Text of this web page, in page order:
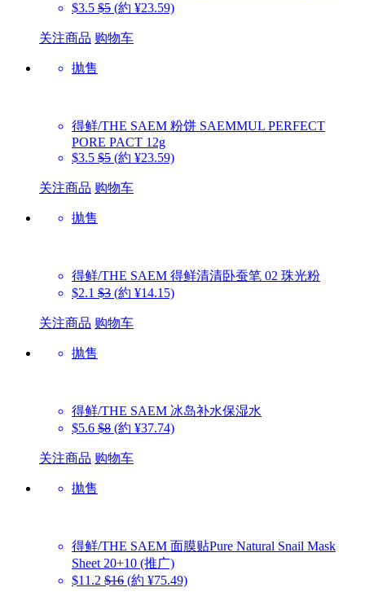
$3.5 $5 (約 ¥23.59)
关注商品 购物车
抛售
得鲜/THE SAEM 粉饼 SAEMMUL PERFECT
PORE PACT 12g
$3.5 $5 (約 ¥23.59)
关注商品 购物车
抛售
得鲜/THE SAEM 得鲜清清卧蚕笔 02 珠光粉
$2.1 $3 (約 ¥14.15)
关注商品 购物车
抛售
得鲜/THE SAEM 冰岛补水保湿水
$5.6 $8 (約 ¥37.74)
关注商品 购物车
抛售
得鲜/THE SAEM 面膜贴Pure Natural Snail Mask
Sheet 20+10 (推广)
$11.2 $16 (約 ¥75.49)